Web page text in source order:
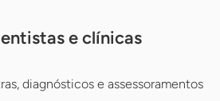
e clínicas
diagnósticos e assessoramentos